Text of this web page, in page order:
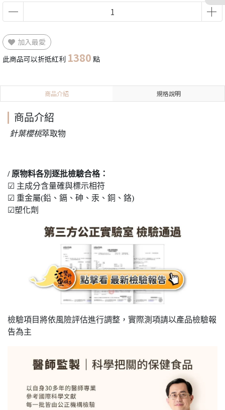
加入最愛
此商品可以折抵紅利 1380 點
商品介紹 規格說明
商品介紹
針葉櫻桃萃取物
/ 原物料各別逐批檢驗合格：
☑ 主成分含量確與標示相符
☑ 重金屬(鉛、鎘、砷、汞、銅、鉻)
☑塑化劑
檢驗項目將依風險評估進行調整，實際測項請以產品檢驗報
告為主